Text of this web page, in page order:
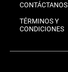
CONTÁCTANOS
TÉRMINOS Y
CONDICIONES